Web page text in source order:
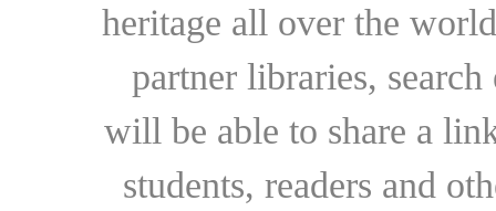
heritage all over the
partner libraries,
will be able to share a
students, readers and